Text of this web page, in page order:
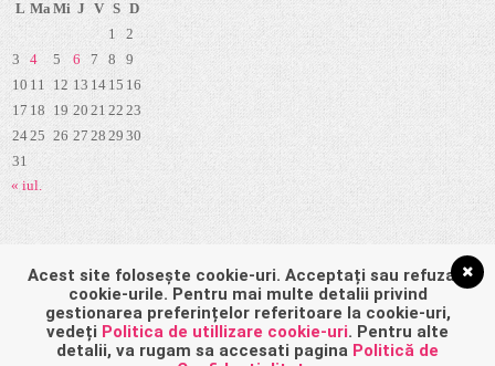
L Ma Mi J V S
D
1
2
3
4 5 6 7 8
9
10 11 12 13 14 15 16
17 18 19 20 21 22 23
2425 26 27 28 29 30
31
« iul.
Pagini
Politică de confidențialitate
Acest site folosește cookie-uri. Acceptați sau refuzați
cookie-urile. Pentru mai multe detalii privind
gestionarea preferințelor referitoare la cookie-uri,
vedeți Politica de utillizare cookie-uri. Pentru alte
detalii, va rugam sa accesati pagina Politică de